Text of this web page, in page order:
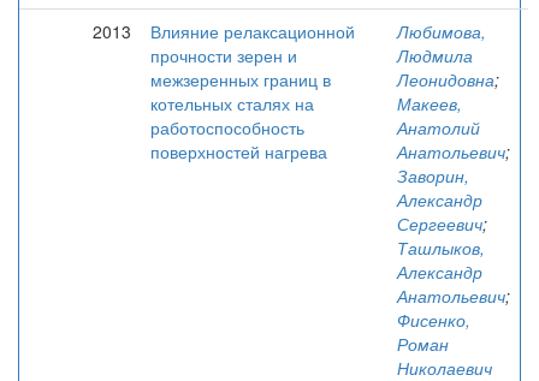
2013
Влияние релаксационной
прочности зерен и
межзеренных границ в
котельных сталях на
работоспособность
поверхностей нагрева
Любимова,
Людмила
Леонидовна;
Макеев,
Анатолий
Анатольевич;
Заворин,
Александр
Сергеевич;
Ташлыков,
Александр
Анатольевич;
Фисенко,
Роман
Николаевич